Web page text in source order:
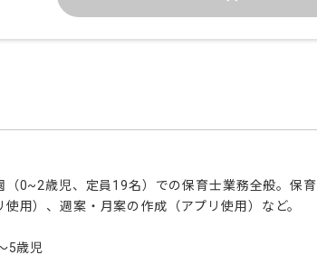
（0~2歳児、定員19名）での保育士業務全般。保
用）、週案・月案の作成（アプリ使用）など。
5歳児